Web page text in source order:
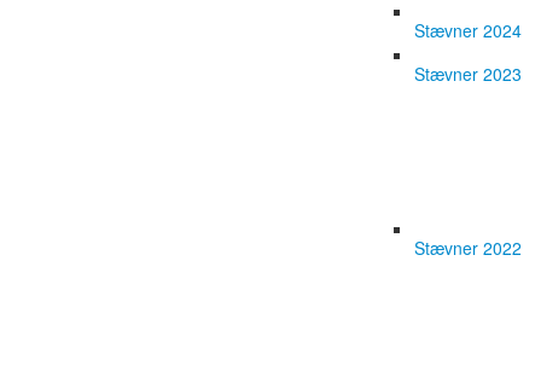
Stævner 2024
Stævner 2023
Stævner 2022